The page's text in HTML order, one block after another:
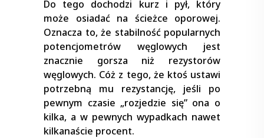
Do tego dochodzi kurz i pył, który
może osiadać na ścieżce oporowej.
Oznacza to, że stabilność popularnych
potencjometrów węglowych jest
znacznie gorsza niż rezystorów
węglowych. Cóż z tego, że ktoś ustawi
potrzebną mu rezystancję, jeśli po
pewnym czasie „rozjedzie się” ona o
kilka, a w pewnych wypadkach nawet
kilkanaście procent.